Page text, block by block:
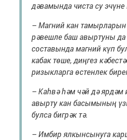
дәвамында чиста су эчүне
– Магний кан
рәвешле баш авыртуны да
составында магний күп
кабак төше, диңгез
ризыкларга өстенлек
– Каһвә һәм чәй дә ярдәм
авырту кан басымының
булса бигрәк тә.
– Имбир ялкынсынуга